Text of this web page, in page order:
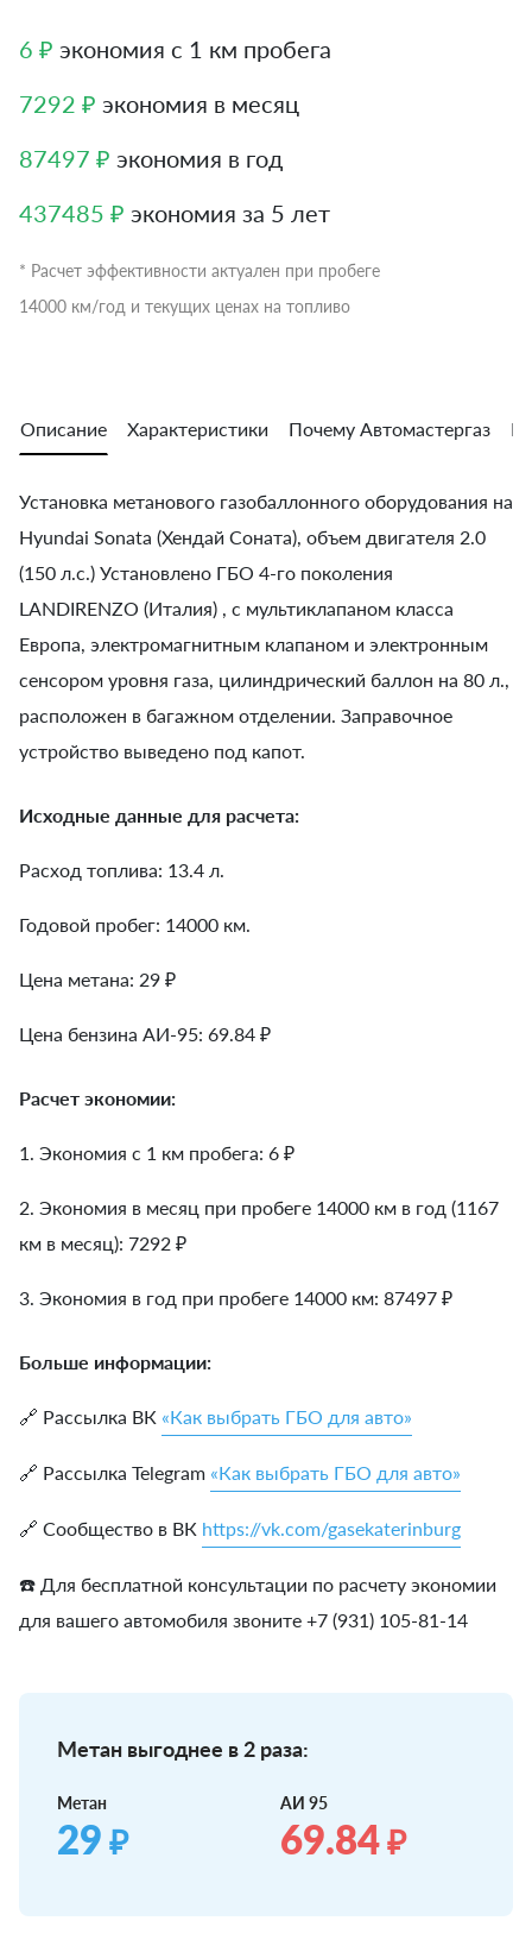
6 ₽ экономия с 1 км пробега
7292 ₽ экономия в месяц
87497 ₽ экономия в год
437485 ₽ экономия за 5 лет
* Расчет эффективности актуален при пробеге
14000 км/год и текущих ценах на топливо
Описание Характеристики Почему Автомастергаз
Установка метанового газобаллонного оборудования на
Hyundai Sonata (Хендай Соната), объем двигателя 2.0
(150 л.с.) Установлено ГБО 4-го поколения
LANDIRENZO (Италия) , с мультиклапаном класса
Европа, электромагнитным клапаном и электронным
сенсором уровня газа, цилиндрический баллон на 80 л.,
расположен в багажном отделении. Заправочное
устройство выведено под капот.
Исходные данные для расчета:
Расход топлива: 13.4 л.
Годовой пробег: 14000 км.
Цена метана: 29 ₽
Цена бензина АИ-95: 69.84 ₽
Расчет экономии:
1. Экономия с 1 км пробега: 6 ₽
2. Экономия в месяц при пробеге 14000 км в год (1167
км в месяц): 7292 ₽
3. Экономия в год при пробеге 14000 км: 87497 ₽
Больше информации:
🔗 Рассылка ВК «Как выбрать ГБО для авто»
🔗 Рассылка Telegram «Как выбрать ГБО для авто»
🔗 Сообщество в ВК https://vk.com/gasekaterinburg
☎️ Для бесплатной консультации по расчету экономии
для вашего автомобиля звоните +7 (931) 105-81-14
Метан выгоднее в 2 раза:
Метан
29 ₽
АИ 95
69.84₽